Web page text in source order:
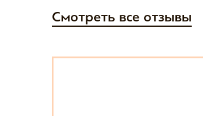
Смотреть все отзывы